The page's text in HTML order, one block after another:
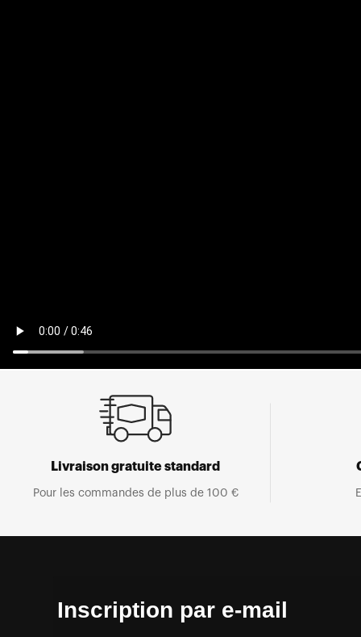
Livraison gratuite standard
Pour les commandes de plus de 100 €
Inscription par e-mail